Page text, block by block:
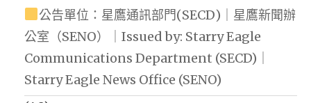
公告單位：星鷹通訊部門(SECD)｜星鷹新聞辦
公室（SENO）｜Issued by: Starry Eagle
Communications Department (SECD)｜
Starry Eagle News Office (SENO)